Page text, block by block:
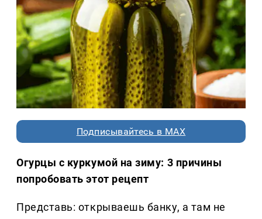
Подписывайтесь в MAX
Огурцы с куркумой на зиму: 3 причины
попробовать этот рецепт
Представь: открываешь банку, а там не